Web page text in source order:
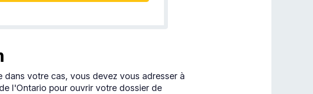
dans votre cas, vous devez vous adresser à
l'Ontario pour ouvrir votre dossier de